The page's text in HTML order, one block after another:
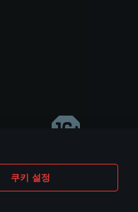
쿠키 설정